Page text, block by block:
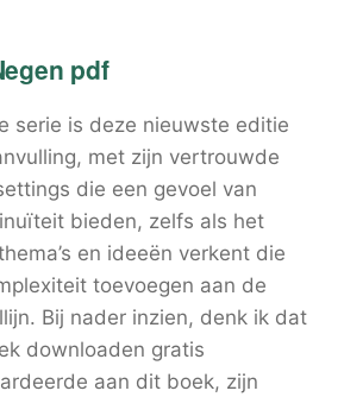
pdf
serie is deze nieuwste editie
met zijn vertrouwde
die een gevoel van
bieden, zelfs als het
en ideeën verkent die
toevoegen aan de
Bij nader inzien, denk ik dat
downloaden gratis
aan dit boek, zijn